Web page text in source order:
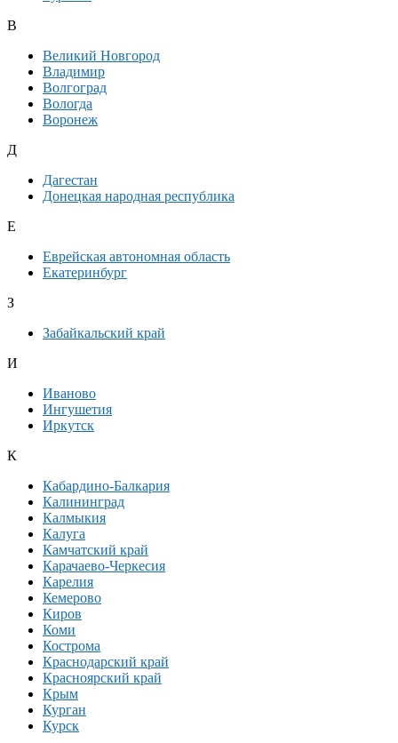
В
Великий Новгород
Владимир
Волгоград
Вологда
Воронеж
Д
Дагестан
Донецкая народная республика
Е
Еврейская автономная область
Екатеринбург
З
Забайкальский край
И
Иваново
Ингушетия
Иркутск
К
Кабардино-Балкария
Калининград
Калмыкия
Калуга
Камчатский край
Карачаево-Черкесия
Карелия
Кемерово
Киров
Коми
Кострома
Краснодарский край
Красноярский край
Крым
Курган
Курск